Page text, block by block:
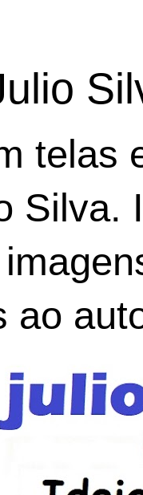
telas
Silva.
ao